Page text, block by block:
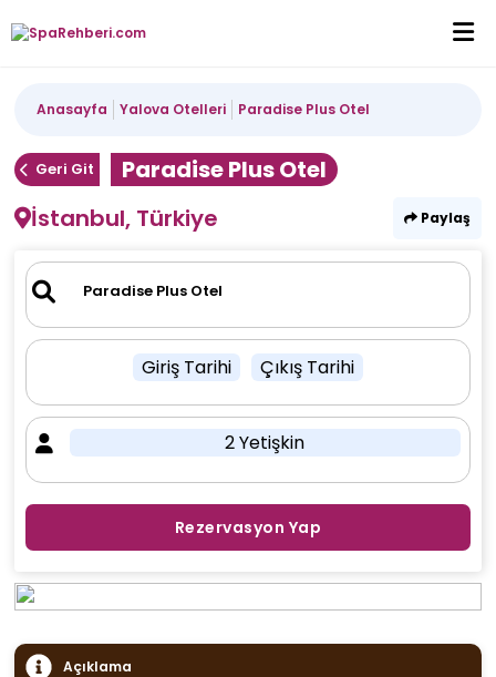
Anasayfa Yalova Otelleri Paradise Plus Otel
Geri Git
Paradise Plus Otel
İstanbul, Türkiye
Paylaş
Giriş Tarihi Çıkış Tarihi
2 Yetişkin
Rezervasyon Yap
Açıklama